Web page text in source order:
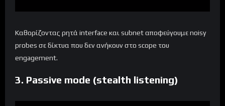
Καθορίζοντας ρητά interface και subnet αποφεύγουμε noisy
probes σε δίκτυα που δεν ανήκουν στο scope του
engagement.
3. Passive mode (stealth listening)